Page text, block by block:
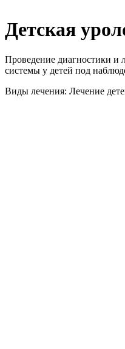
Детская
Проведение диагностики и
системы у детей под
Виды лечения: Лечение